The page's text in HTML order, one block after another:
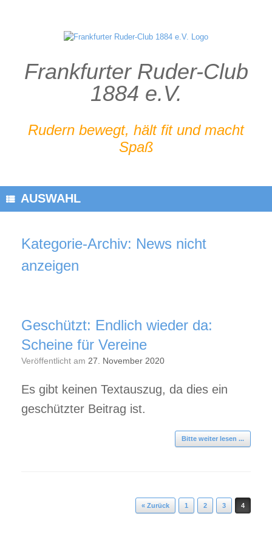
Frankfurter Ruder-Club
1884 e.V.
Rudern bewegt, hält fit und macht
Spaß
AUSWAHL
Kategorie-Archiv: News nicht
anzeigen
Geschützt: Endlich wieder da:
Scheine für Vereine
Veröffentlicht am 27. November 2020
Es gibt keinen Textauszug, da dies ein
geschützter Beitrag ist.
Bitte weiter lesen ...
« Zurück 1 2 3 4